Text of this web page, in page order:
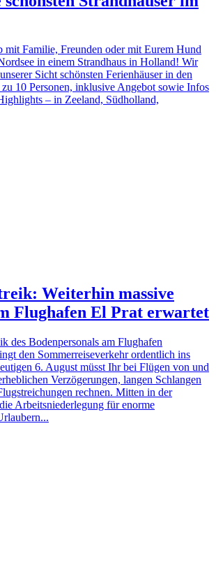
mit Familie, Freunden oder mit Eurem Hund
in einem Strandhaus in Holland! Wir
Sicht schönsten Ferienhäuser in den
10 Personen, inklusive Angebot sowie Infos
– in Zeeland, Südholland,
Weiterhin massive
Flughafen El Prat erwartet
des Bodenpersonals am Flughafen
den Sommerreiseverkehr ordentlich ins
6. August müsst Ihr bei Flügen von und
Verzögerungen, langen Schlangen
rechnen. Mitten in der
Arbeitsniederlegung für enorme